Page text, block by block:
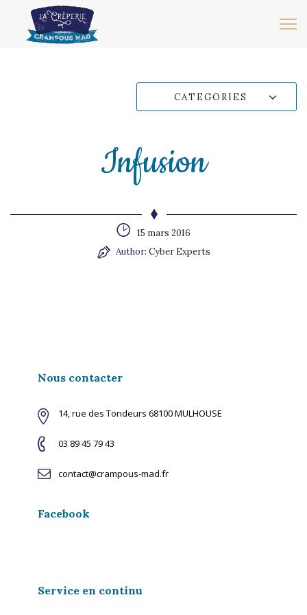
CATEGORIES
Infusion
15 mars 2016
Author: Cyber Experts
Nous contacter
14, rue des Tondeurs 68100 MULHOUSE
03 89 45 79 43
contact@crampous-mad.fr
Facebook
Service en continu